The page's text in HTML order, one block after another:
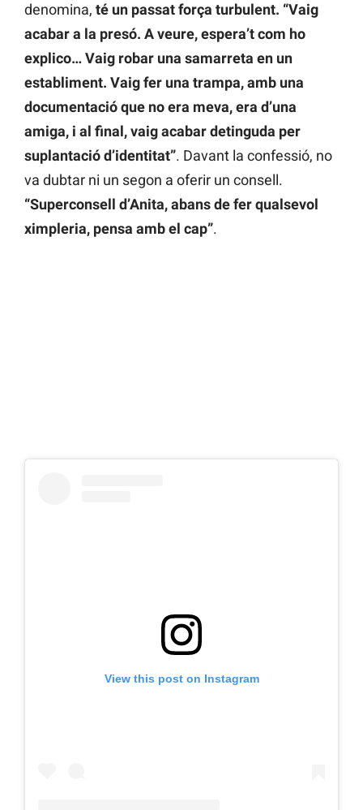
denomina, té un passat força turbulent. “Vaig
acabar a la presó. A veure, espera’t com ho
explico… Vaig robar una samarreta en un
establiment. Vaig fer una trampa, amb una
documentació que no era meva, era d’una
amiga, i al final, vaig acabar detinguda per
suplantació d’identitat”. Davant la confessió, no
va dubtar ni un segon a oferir un consell.
“Superconsell d’Anita, abans de fer qualsevol
ximpleria, pensa amb el cap”.
View this post on Instagram